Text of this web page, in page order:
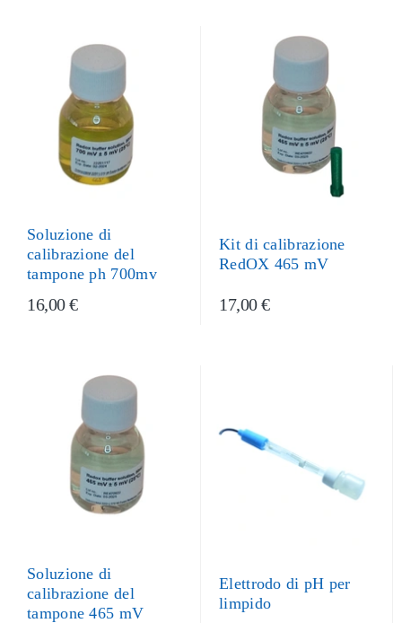
Soluzione di
calibrazione del
tampone ph 700mv
16,00 €
Kit di calibrazione
RedOX 465 mV
17,00 €
Soluzione di
calibrazione del
tampone 465 mV
Elettrodo di pH per
limpido